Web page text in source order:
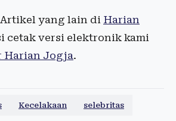
yang lain di Harian
cetak versi elektronik kami
Harian Jogja.
Kecelakaan selebritas